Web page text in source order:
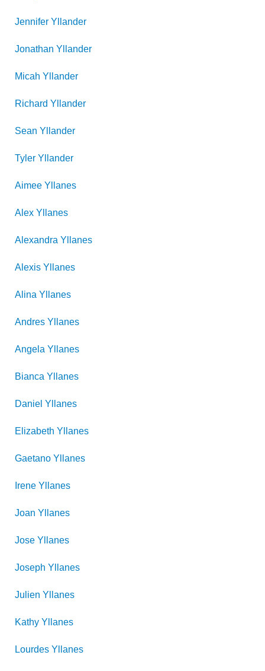
Jennifer Yllander
Jonathan Yllander
Micah Yllander
Richard Yllander
Sean Yllander
Tyler Yllander
Aimee Yllanes
Alex Yllanes
Alexandra Yllanes
Alexis Yllanes
Alina Yllanes
Andres Yllanes
Angela Yllanes
Bianca Yllanes
Daniel Yllanes
Elizabeth Yllanes
Gaetano Yllanes
Irene Yllanes
Joan Yllanes
Jose Yllanes
Joseph Yllanes
Julien Yllanes
Kathy Yllanes
Lourdes Yllanes